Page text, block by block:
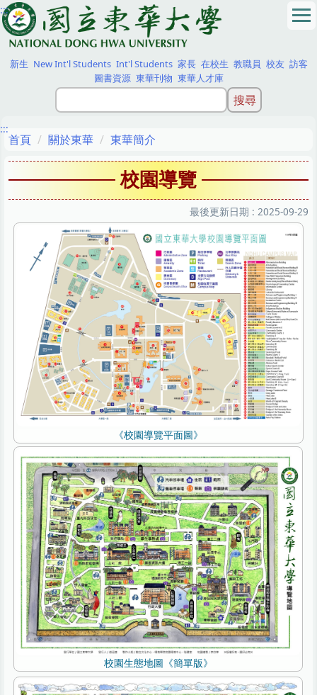
跳
到
主
要
內
:::
新生 New Int'l Students Int'l Students 家長 在校生 教職員 校友 訪客
圖書資源 東華刊物 東華人才庫
:::
首頁 關於東華 東華簡介
校園導覽
最後更新日期 : 2025-09-29
《校園導覽平面圖》
校園生態地圖《簡單版》